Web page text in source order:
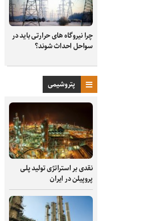
چرا نیروگاه‌ های حرارتی باید در
سواحل احداث شوند؟
پتروشیمی
نقدی بر استراتژی تولید پلی
پروپیلن در ایران